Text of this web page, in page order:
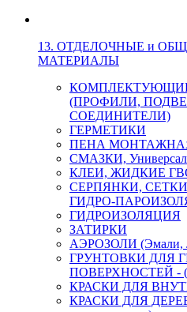
13. ОТДЕЛОЧНЫЕ и
МАТЕРИАЛЫ
КОМПЛЕКТУЮЩИЕ
(ПРОФИЛИ,
СОЕДИНИТЕЛИ)
ГЕРМЕТИКИ
ПЕНА
СМАЗКИ,
КЛЕИ, ЖИДКИЕ
СЕРПЯНКИ,
ГИДРО-
ГИДРОИЗОЛЯЦИЯ
ЗАТИРКИ
АЭРОЗОЛИ (Эмали,
ГРУНТОВКИ ДЛЯ
ПОВЕРХНОСТЕЙ -
КРАСКИ ДЛЯ
КРАСКИ ДЛЯ